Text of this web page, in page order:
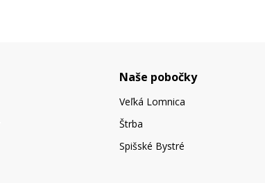
Naše pobočky
Veľká Lomnica
Štrba
Spišské Bystré